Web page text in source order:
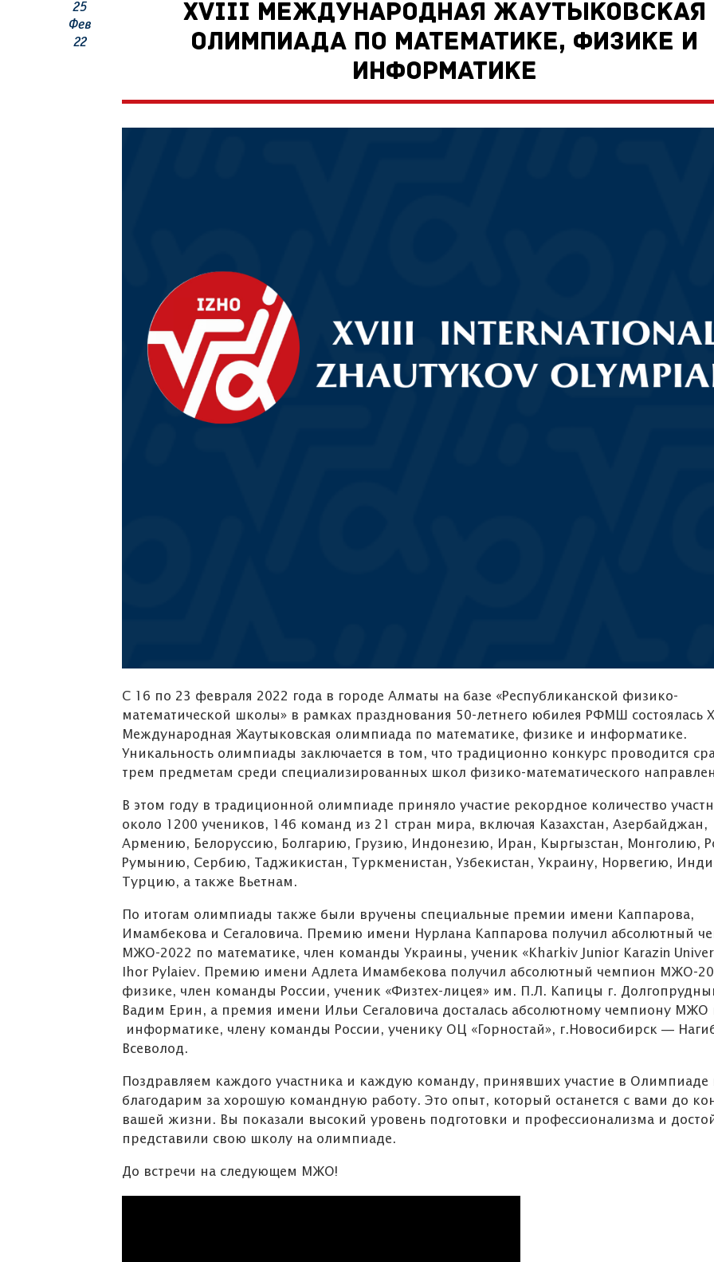
25
Фев
22
ХVIII МЕЖДУНАРОДНАЯ ЖАУТЫКОВСКАЯ
ОЛИМПИАДА ПО МАТЕМАТИКЕ, ФИЗИКЕ И
ИНФОРМАТИКЕ
С 16 по 23 февраля 2022 года в городе Алматы на базе «Республиканской физико-
математической школы» в рамках празднования 50-летнего юбилея РФМШ состоялась
Международная Жаутыковская олимпиада по математике, физике и информатике.
Уникальность олимпиады заключается в том, что традиционно конкурс проводится
трем предметам среди специализированных школ физико-математического
В этом году в традиционной олимпиаде приняло участие рекордное количество
около 1200 учеников, 146 команд из 21 стран мира, включая Казахстан, Азербайджан,
Армению, Белоруссию, Болгарию, Грузию, Индонезию, Иран, Кыргызстан, Монголию,
Румынию, Сербию, Таджикистан, Туркменистан, Узбекистан, Украину, Норвегию,
Турцию, а также Вьетнам.
По итогам олимпиады также были вручены специальные премии имени Каппарова,
Имамбекова и Сегаловича. Премию имени Нурлана Каппарова получил абсолютный
МЖО-2022 по математике, член команды Украины, ученик «Kharkiv Junior Karazin
Ihor Pylaiev. Премию имени Адлета Имамбекова получил абсолютный чемпион МЖО-
физике, член команды России, ученик «Физтех-лицея» им. П.Л. Капицы г.
Вадим Ерин, а премия имени Ильи Сегаловича досталась абсолютному чемпиону МЖО
информатике, члену команды России, ученику ОЦ «Горностай», г.Новосибирск —
Всеволод.
Поздравляем каждого участника и каждую команду, принявших участие в Олимпиаде
благодарим за хорошую командную работу. Это опыт, который останется с вами до
вашей жизни. Вы показали высокий уровень подготовки и профессионализма и
представили свою школу на олимпиаде.
До встречи на следующем МЖО!
Объявление
Конкурсный отбор в
8 класс Алматинского